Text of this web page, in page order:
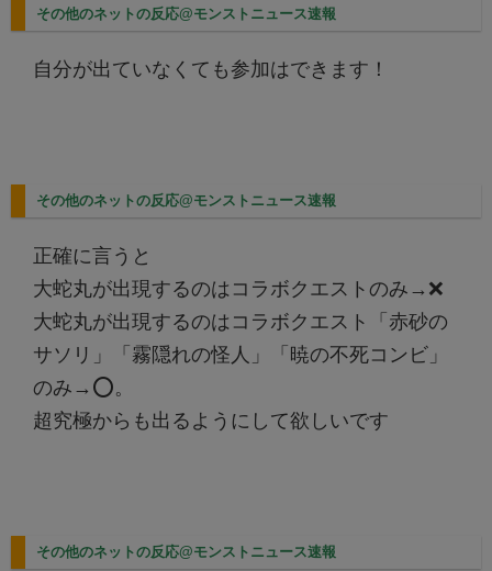
その他のネットの反応@モンストニュース速報
自分が出ていなくても参加はできます！
その他のネットの反応@モンストニュース速報
正確に言うと
大蛇丸が出現するのはコラボクエストのみ→❌
大蛇丸が出現するのはコラボクエスト「赤砂の
サソリ」「霧隠れの怪人」「暁の不死コンビ」
のみ→⭕️。
超究極からも出るようにして欲しいです
その他のネットの反応@モンストニュース速報